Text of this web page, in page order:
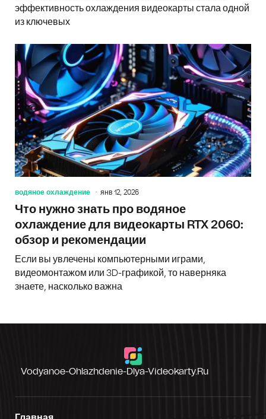
эффективность охлаждения видеокарты стала одной
из ключевых
водяное охлаждение янв 12, 2026
Что нужно знать про водяное
охлаждение для видеокарты RTX 2060:
обзор и рекомендации
Если вы увлечены компьютерными играми,
видеомонтажом или 3D-графикой, то наверняка
знаете, насколько важна
Vodyanoe-Ohlazhdenie-Dlya-Videokarty.ru